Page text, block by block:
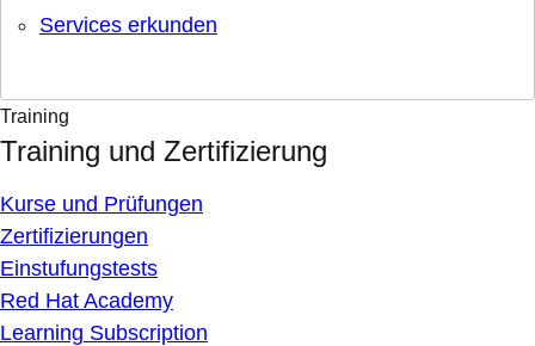
Services erkunden
Training
Training und Zertifizierung
Kurse und Prüfungen
Zertifizierungen
Einstufungstests
Red Hat Academy
Learning Subscription